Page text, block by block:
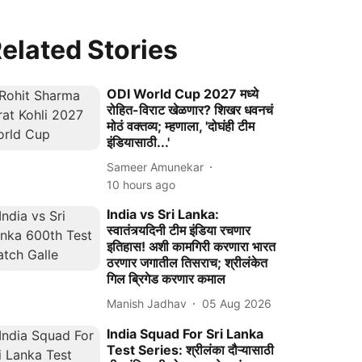
Stories
ODI World Cup 2027 मध्ये
रोहित-विराट खेळणार? शिखर धवनचं
मोठं वक्तव्य; म्हणाला, 'दोघंही टीम
इंडियासाठी...'
Sameer Amunekar
10 hours ago
India vs Sri Lanka:
स्वातंत्र्यदिनी टीम इंडिया रचणार
इतिहास! अशी कामगिरी करणारा भारत
ठरणार जगातील तिसराच; श्रीलंकेत
गिल ब्रिगेड करणार कमाल
Manish Jadhav 05 Aug 2026
India Squad For Sri Lanka
Test Series: श्रीलंका दौऱ्यासाठी